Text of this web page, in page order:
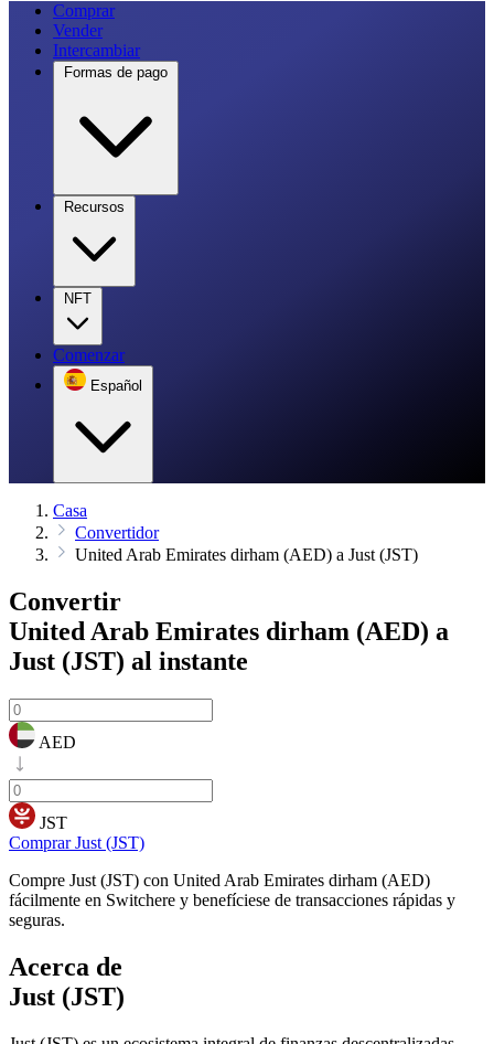
Comprar
Vender
Intercambiar
Formas de pago
Recursos
NFT
Comenzar
Español
Casa
Convertidor
United Arab Emirates dirham (AED) a Just (JST)
Convertir
United Arab Emirates dirham (AED) a
Just (JST) al instante
AED
JST
Comprar Just (JST)
Compre Just (JST) con United Arab Emirates dirham (AED)
fácilmente en Switchere y benefíciese de transacciones rápidas y
seguras.
Acerca de
Just (JST)